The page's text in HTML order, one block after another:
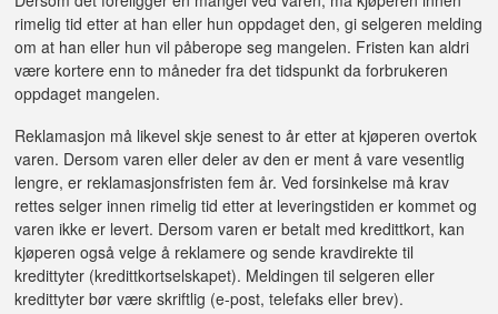
rimelig tid etter at han eller hun oppdaget den, gi selgeren melding
om at han eller hun vil påberope seg mangelen. Fristen kan aldri
være kortere enn to måneder fra det tidspunkt da forbrukeren
oppdaget mangelen.
Reklamasjon må likevel skje senest to år etter at kjøperen overtok
varen. Dersom varen eller deler av den er ment å vare vesentlig
lengre, er reklamasjonsfristen fem år. Ved forsinkelse må krav
rettes selger innen rimelig tid etter at leveringstiden er kommet og
varen ikke er levert. Dersom varen er betalt med kredittkort, kan
kjøperen også velge å reklamere og sende kravdirekte til
kredittyter (kredittkortselskapet). Meldingen til selgeren eller
kredittyter bør være skriftlig (e-post, telefaks eller brev).